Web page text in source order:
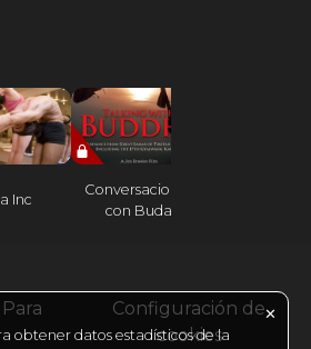
Inc
Conversaciones
con Buda
Configuración de
cookies
✕
obtener datos estadísticos de la